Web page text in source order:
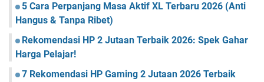
5 Cara Perpanjang Masa Aktif XL Terbaru 2026 (Anti
Hangus & Tanpa Ribet)
Rekomendasi HP 2 Jutaan Terbaik 2026: Spek Gahar
Harga Pelajar!
7 Rekomendasi HP Gaming 2 Jutaan 2026 Terbaik